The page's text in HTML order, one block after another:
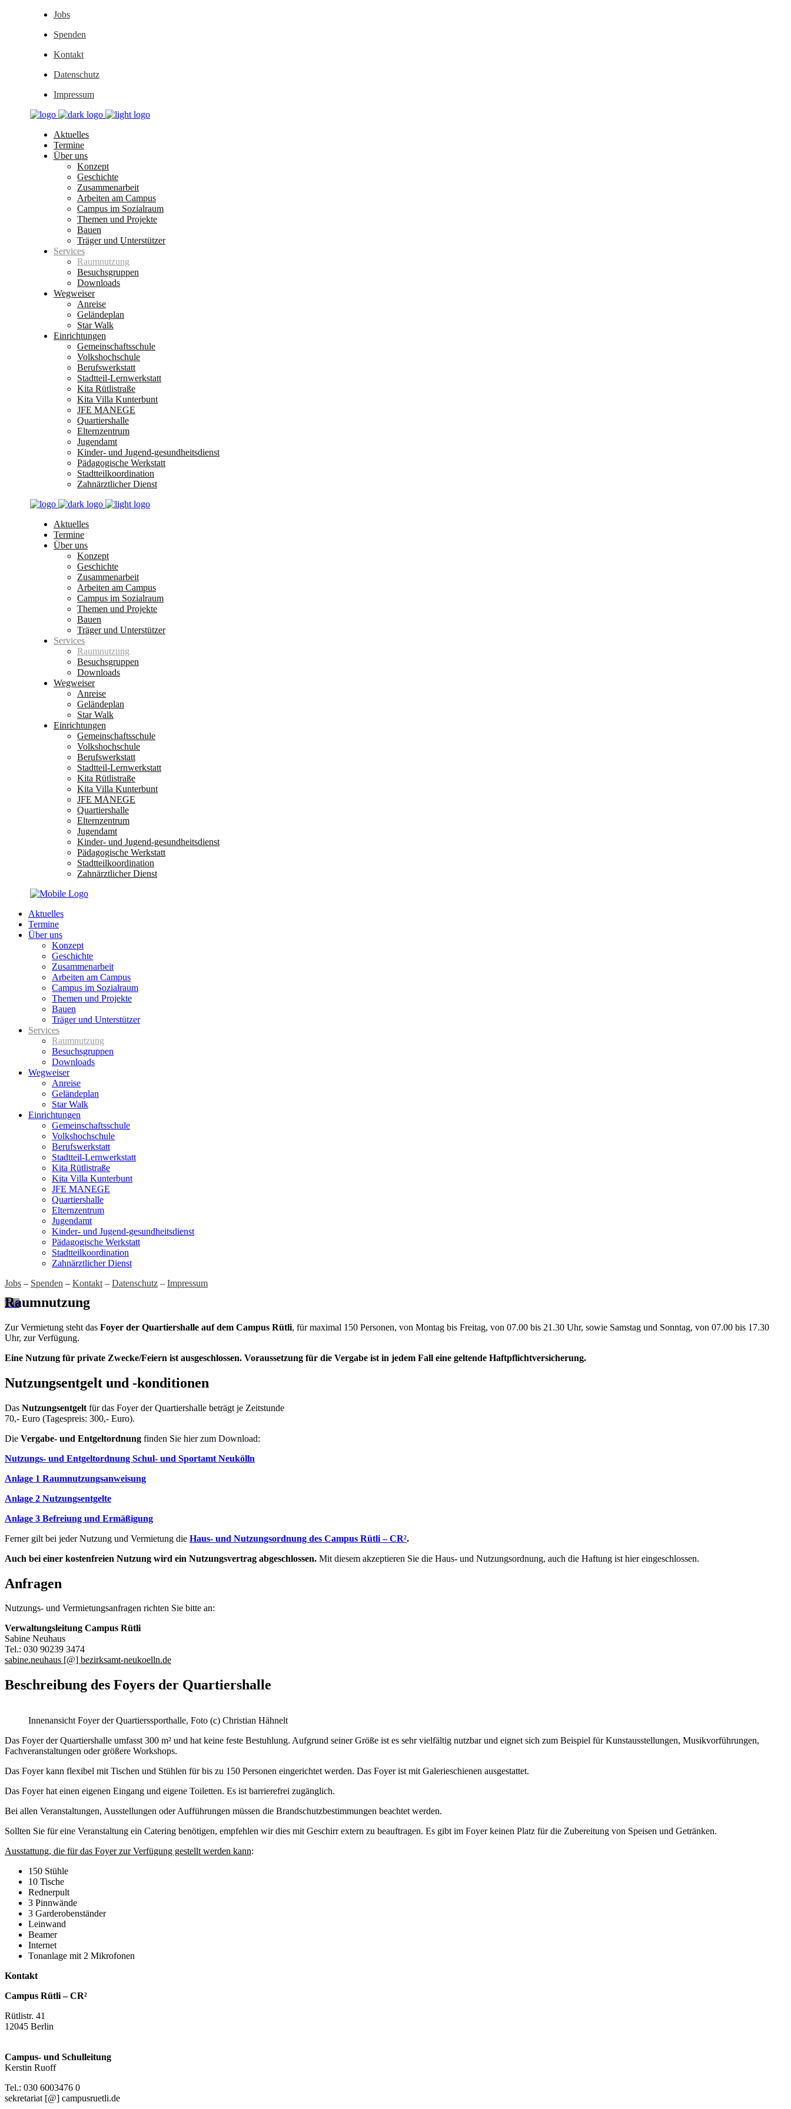
Jobs
Spenden
Kontakt
Datenschutz
Impressum
Aktuelles
Termine
Über uns
Konzept
Geschichte
Zusammenarbeit
Arbeiten am Campus
Campus im Sozialraum
Themen und Projekte
Bauen
Träger und Unterstützer
Services
Raumnutzung
Besuchsgruppen
Downloads
Wegweiser
Anreise
Geländeplan
Star Walk
Einrichtungen
Gemeinschaftsschule
Volkshochschule
Berufswerkstatt
Stadtteil-Lernwerkstatt
Kita Rütlistraße
Kita Villa Kunterbunt
JFE MANEGE
Quartiershalle
Elternzentrum
Jugendamt
Kinder- und Jugend-gesundheitsdienst
Pädagogische Werkstatt
Stadtteilkoordination
Zahnärztlicher Dienst
Aktuelles
Termine
Über uns
Konzept
Geschichte
Zusammenarbeit
Arbeiten am Campus
Campus im Sozialraum
Themen und Projekte
Bauen
Träger und Unterstützer
Services
Raumnutzung
Besuchsgruppen
Downloads
Wegweiser
Anreise
Geländeplan
Star Walk
Einrichtungen
Gemeinschaftsschule
Volkshochschule
Berufswerkstatt
Stadtteil-Lernwerkstatt
Kita Rütlistraße
Kita Villa Kunterbunt
JFE MANEGE
Quartiershalle
Elternzentrum
Jugendamt
Kinder- und Jugend-gesundheitsdienst
Pädagogische Werkstatt
Stadtteilkoordination
Zahnärztlicher Dienst
Aktuelles
Termine
Über uns
Konzept
Geschichte
Zusammenarbeit
Arbeiten am Campus
Campus im Sozialraum
Themen und Projekte
Bauen
Träger und Unterstützer
Services
Raumnutzung
Besuchsgruppen
Downloads
Wegweiser
Anreise
Geländeplan
Star Walk
Einrichtungen
Gemeinschaftsschule
Volkshochschule
Berufswerkstatt
Stadtteil-Lernwerkstatt
Kita Rütlistraße
Kita Villa Kunterbunt
JFE MANEGE
Quartiershalle
Elternzentrum
Jugendamt
Kinder- und Jugend-gesundheitsdienst
Pädagogische Werkstatt
Stadtteilkoordination
Zahnärztlicher Dienst
Jobs – Spenden – Kontakt – Datenschutz – Impressum
Top
Raumnutzung
Zur Vermietung steht das Foyer der Quartiershalle auf dem Campus Rütli, für maximal 150 Personen, von Montag bis Freitag, von 07.00 bis 21.30 Uhr, sowie Samstag und Sonntag, von 07.00 bis 17.30
Uhr, zur Verfügung.
Eine Nutzung für private Zwecke/Feiern ist ausgeschlossen. Voraussetzung für die Vergabe ist in jedem Fall eine geltende Haftpflichtversicherung.
Nutzungsentgelt und -konditionen
Das Nutzungsentgelt für das Foyer der Quartiershalle beträgt je Zeitstunde
70,- Euro (Tagespreis: 300,- Euro).
Die Vergabe- und Entgeltordnung finden Sie hier zum Download:
Nutzungs- und Entgeltordnung Schul- und Sportamt Neukölln
Anlage 1 Raumnutzungsanweisung
Anlage 2 Nutzungsentgelte
Anlage 3 Befreiung und Ermäßigung
Ferner gilt bei jeder Nutzung und Vermietung die Haus- und Nutzungsordnung des Campus Rütli – CR².
Auch bei einer kostenfreien Nutzung wird ein Nutzungsvertrag abgeschlossen. Mit diesem akzeptieren Sie die Haus- und Nutzungsordnung, auch die Haftung ist hier eingeschlossen.
Anfragen
Nutzungs- und Vermietungsanfragen richten Sie bitte an:
Verwaltungsleitung Campus Rütli
Sabine Neuhaus
Tel.: 030 90239 3474
sabine.neuhaus [@] bezirksamt-neukoelln.de
Beschreibung des Foyers der Quartiershalle
Innenansicht Foyer der Quartierssporthalle, Foto (c) Christian Hähnelt
Das Foyer der Quartiershalle umfasst 300 m² und hat keine feste Bestuhlung. Aufgrund seiner Größe ist es sehr vielfältig nutzbar und eignet sich zum Beispiel für Kunstausstellungen, Musikvorführungen,
Fachveranstaltungen oder größere Workshops.
Das Foyer kann flexibel mit Tischen und Stühlen für bis zu 150 Personen eingerichtet werden. Das Foyer ist mit Galerieschienen ausgestattet.
Das Foyer hat einen eigenen Eingang und eigene Toiletten. Es ist barrierefrei zugänglich.
Bei allen Veranstaltungen, Ausstellungen oder Aufführungen müssen die Brandschutzbestimmungen beachtet werden.
Sollten Sie für eine Veranstaltung ein Catering benötigen, empfehlen wir dies mit Geschirr extern zu beauftragen. Es gibt im Foyer keinen Platz für die Zubereitung von Speisen und Getränken.
Ausstattung, die für das Foyer zur Verfügung gestellt werden kann:
150 Stühle
10 Tische
Rednerpult
3 Pinnwände
3 Garderobenständer
Leinwand
Beamer
Internet
Tonanlage mit 2 Mikrofonen
Kontakt
Campus Rütli – CR²
Rütlistr. 41
12045 Berlin
Campus- und Schulleitung
Kerstin Ruoff
Tel.: 030 6003476 0
sekretariat [@] campusruetli.de